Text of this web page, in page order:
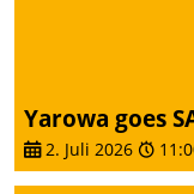
Yarowa goes
2. Juli 2026